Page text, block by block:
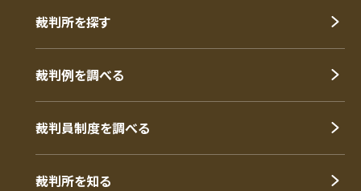
裁判所を探す
裁判例を調べる
裁判員制度を調べる
裁判所を知る